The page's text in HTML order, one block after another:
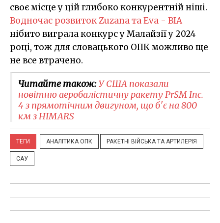
своє місце у цій глибоко конкурентній ніші.
Водночас розвиток Zuzana та Eva - BIA
нібито виграла конкурс у Малайзії у 2024
році, тож для словацького ОПК можливо ще
не все втрачено.
Читайте також:У США показали
новітню аеробалістичну ракету PrSM Inc.
4 з прямотічним двигуном, що б'є на 800
км з HIMARS
ТЕГИ АНАЛІТИКА ОПК РАКЕТНІ ВІЙСЬКА ТА АРТИЛЕРІЯ
САУ